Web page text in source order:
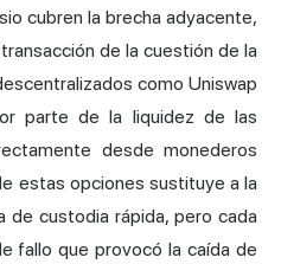
cubren la brecha adyacente,
de la cuestión de la
como Uniswap
parte de la liquidez de las
desde monederos
estas opciones sustituye a la
de custodia rápida, pero cada
fallo que provocó la caída de